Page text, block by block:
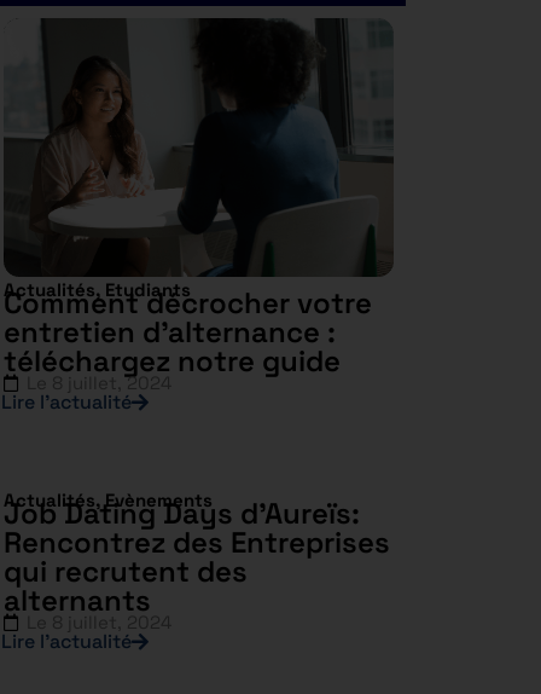
Actualités, Etudiants
Comment décrocher votre
entretien d’alternance :
téléchargez notre guide
8 juillet, 2024
Lire l’actualité
Actualités,Evènements
Job Dating Days d’Aureïs:
Rencontrez des Entreprises
qui recrutent des
alternants
Lire l’actualité